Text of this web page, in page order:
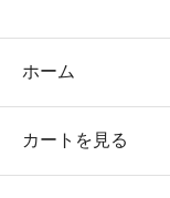
ホーム
カートを見る